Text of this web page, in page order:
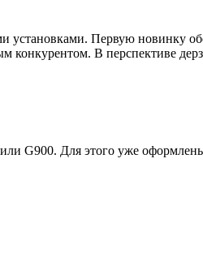
Первую новинку
В перспективе
G900. Для этого уже